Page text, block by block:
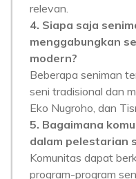
relevan.
4. Siapa saja
menggabungkan
modern?
Beberapa seniman
seni tradisional dan
Eko Nugroho, dan
5. Bagaimana
dalam pelestarian
Komunitas dapat
program-program